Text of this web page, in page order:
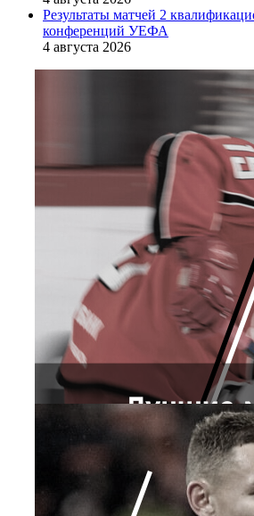
Результаты матчей 2
конференций УЕФА
4 августа 2026